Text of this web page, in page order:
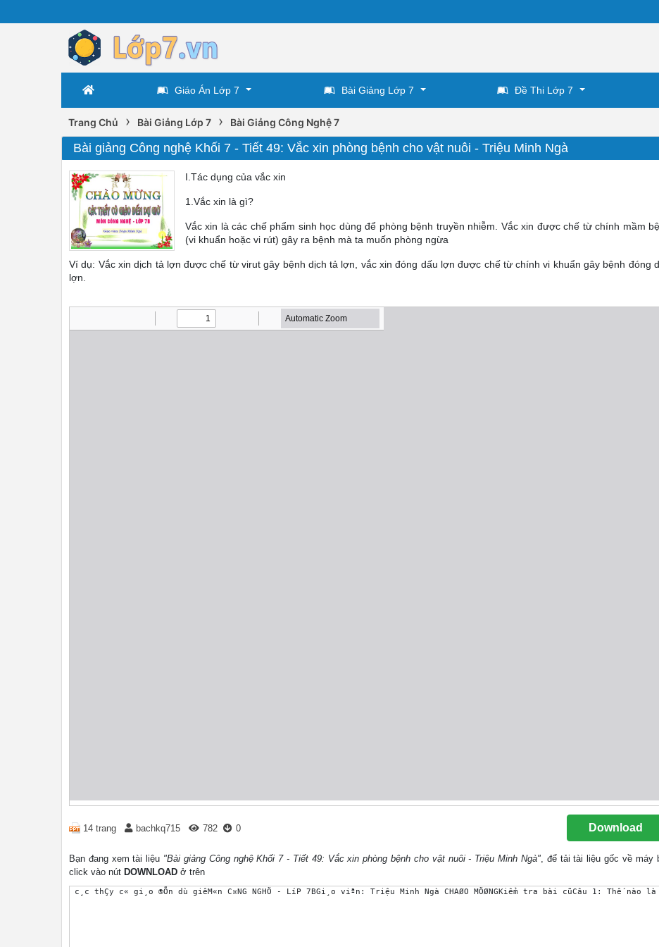
Giáo Án Lớp 7 Bài Giảng Lớp 7 Đề Thi Lớp 7
Trang Chủ › Bài Giảng Lớp 7 › Bài Giảng Công Nghệ 7
Bài giảng Công nghệ Khối 7 - Tiết 49: Vắc xin phòng bệnh cho vật nuôi - Triệu Minh Ngà
I.Tác dụng của vắc xin
1.Vắc xin là gì?
Vắc xin là các chế phẩm sinh học dùng để phòng bệnh truyền nhiễm. Vắc xin được chế từ chính mầm
(vi khuẩn hoặc vi rút) gây ra bệnh mà ta muốn phòng ngừa
Ví dụ: Vắc xin dịch tả lợn được chế từ virut gây bệnh dịch tả lợn, vắc xin đóng dấu lợn được chế từ chính vi khuẩn gây bệnh đóng
lợn.
14 trang bachkq715 782 0 Download
Bạn đang xem tài liệu "Bài giảng Công nghệ Khối 7 - Tiết 49: Vắc xin phòng bệnh cho vật nuôi - Triệu Minh Ngà", để tải tài liệu gốc về máy
click vào nút DOWNLOAD ở trên